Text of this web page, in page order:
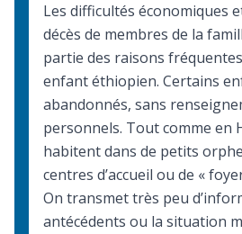
Les difficultés économiques
décès de membres de la
partie des raisons
enfant éthiopien. Certains
abandonnés, sans
personnels. Tout comme en
habitent dans de petits
centres d’accueil ou de «
On transmet très peu
antécédents ou la situation